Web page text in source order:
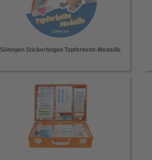
Söhngen Stickerbogen Tapferkeits-Medaille